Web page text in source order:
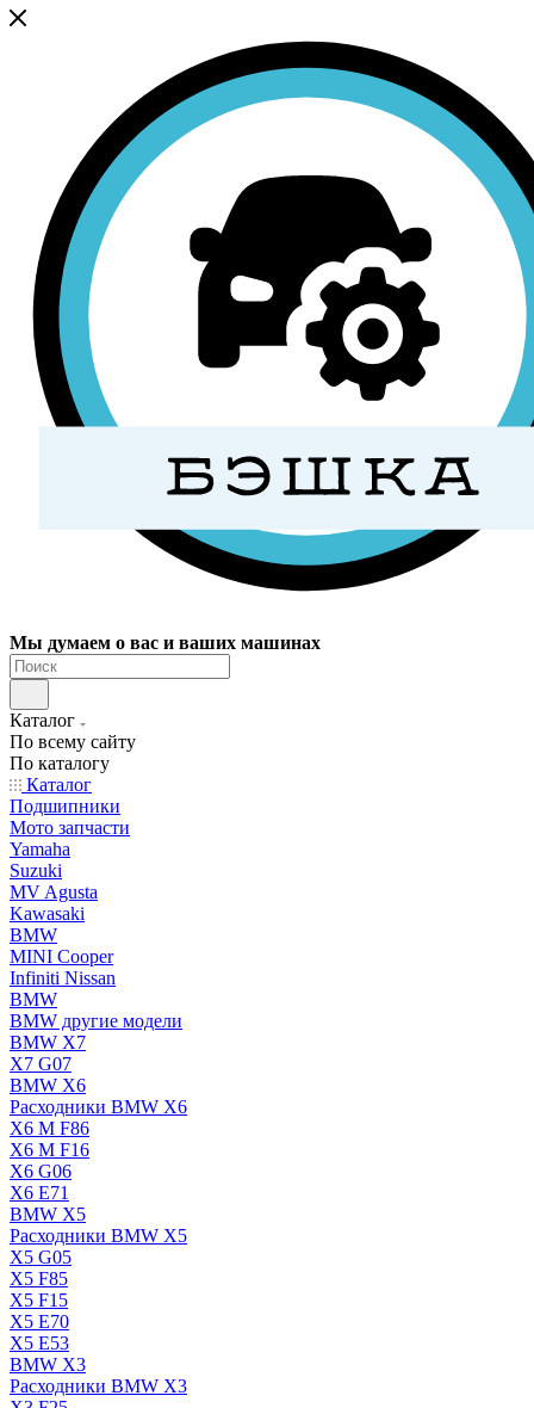
Мы думаем о вас и ваших машинах
Каталог
По всему сайту
По каталогу
Каталог
Подшипники
Мото запчасти
Yamaha
Suzuki
MV Agusta
Kawasaki
BMW
MINI Cooper
Infiniti Nissan
BMW
BMW другие модели
BMW X7
X7 G07
BMW X6
Расходники BMW X6
X6 M F86
X6 M F16
X6 G06
X6 E71
BMW X5
Расходники BMW X5
X5 G05
X5 F85
X5 F15
X5 E70
X5 E53
BMW X3
Расходники BMW X3